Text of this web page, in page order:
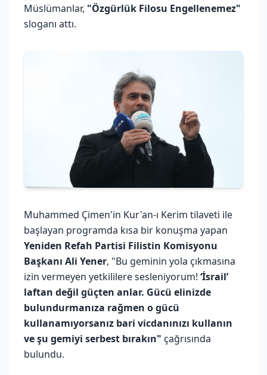
Müslümanlar, "Özgürlük Filosu Engellenemez"
sloganı attı.
Muhammed Çimen'in Kur'an-ı Kerim tilaveti ile
başlayan programda kısa bir konuşma yapan
Yeniden Refah Partisi Filistin Komisyonu
Başkanı Ali Yener, "Bu geminin yola çıkmasına
izin vermeyen yetkililere sesleniyorum! ‘İsrail’
laftan değil güçten anlar. Gücü elinizde
bulundurmanıza rağmen o gücü
kullanamıyorsanız bari vicdanınızı kullanın
ve şu gemiyi serbest bırakın" çağrısında
bulundu.